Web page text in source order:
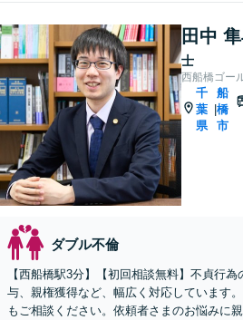
田中
士
西船橋ゴー
千
葉
県
船
橋
市
ダブル不倫
【西船橋駅3分】【初回相談無料】不貞行
与、親権獲得など、幅広く対応しています
もご相談ください。依頼者さまのお悩みに